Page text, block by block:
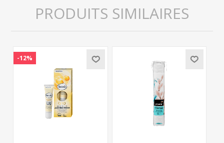
PRODUITS SIMILAIRES
-12%